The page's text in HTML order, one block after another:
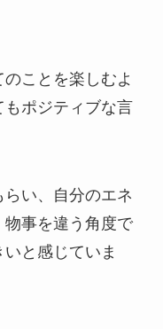
ことを楽しむよ
もポジティブな言
い、自分のエネ
事を違う角度で
と感じていま